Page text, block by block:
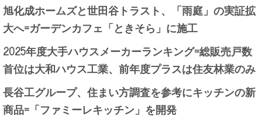
旭化成ホームズと世田谷トラスト、「雨庭」の実証拡
大へ=ガーデンカフェ「ときそら」に施工
2025年度大手ハウスメーカーランキング=総販売戸数
首位は大和ハウス工業、前年度プラスは住友林業のみ
長谷工グループ、住まい方調査を参考にキッチンの新
商品=「ファミーレキッチン」を開発